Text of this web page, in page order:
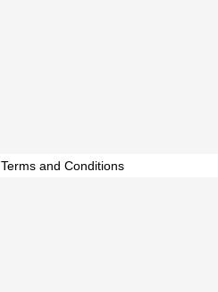
Terms and Conditions